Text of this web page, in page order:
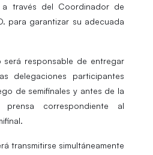
a través del Coordinador de
para garantizar su adecuada
será responsable de entregar
delegaciones participantes
de semifinales y antes de la
correspondiente al
transmitirse simultáneamente